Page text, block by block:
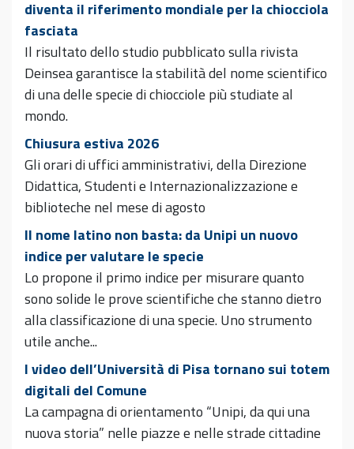
diventa il riferimento mondiale per la chiocciola
fasciata
Il risultato dello studio pubblicato sulla rivista
Deinsea garantisce la stabilità del nome scientifico
di una delle specie di chiocciole più studiate al
mondo.
Chiusura estiva 2026
Gli orari di uffici amministrativi, della Direzione
Didattica, Studenti e Internazionalizzazione e
biblioteche nel mese di agosto
Il nome latino non basta: da Unipi un nuovo
indice per valutare le specie
Lo propone il primo indice per misurare quanto
sono solide le prove scientifiche che stanno dietro
alla classificazione di una specie. Uno strumento
utile anche...
I video dell’Università di Pisa tornano sui totem
digitali del Comune
La campagna di orientamento “Unipi, da qui una
nuova storia” nelle piazze e nelle strade cittadine